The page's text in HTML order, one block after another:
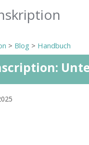
> Blog > Handbuch